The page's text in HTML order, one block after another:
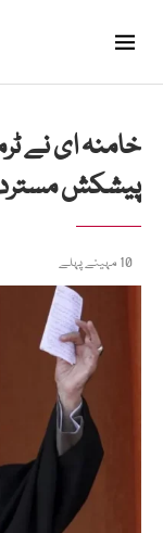
خامنہ ای نے
پیشکش
10 مہینے پہلے